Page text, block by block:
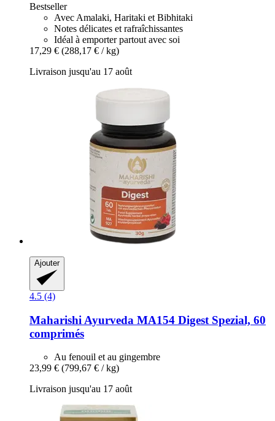
Bestseller
Avec Amalaki, Haritaki et Bibhitaki
Notes délicates et rafraîchissantes
Idéal à emporter partout avec soi
17,29 € (288,17 € / kg)
Livraison jusqu'au 17 août
Ajouter
4.5 (4)
Maharishi Ayurveda MA154 Digest Spezial, 60
comprimés
Au fenouil et au gingembre
23,99 € (799,67 € / kg)
Livraison jusqu'au 17 août